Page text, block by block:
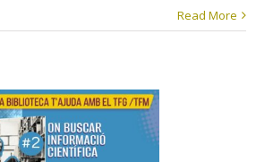
Read More
Formació
TFG/TFM – 2.
On cercar